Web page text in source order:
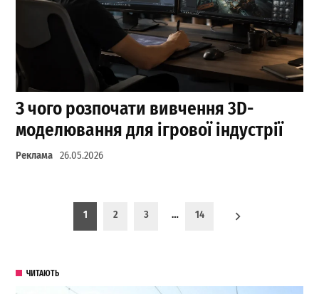
З чого розпочати вивчення 3D-
моделювання для ігрової індустрії
Реклама 26.05.2026
Пагинация записей
1 2 3 … 14
ЧИТАЮТЬ